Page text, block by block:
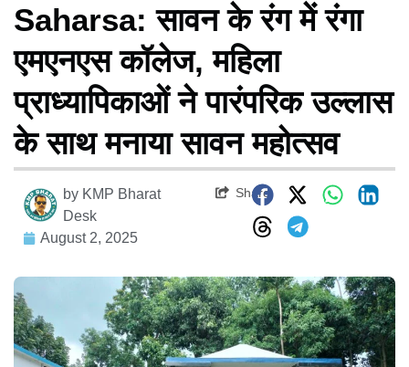
Saharsa: सावन के रंग में रंगा
एमएनएस कॉलेज, महिला
प्राध्यापिकाओं ने पारंपरिक उल्लास
के साथ मनाया सावन महोत्सव
by KMP Bharat
Desk
August 2, 2025
Share